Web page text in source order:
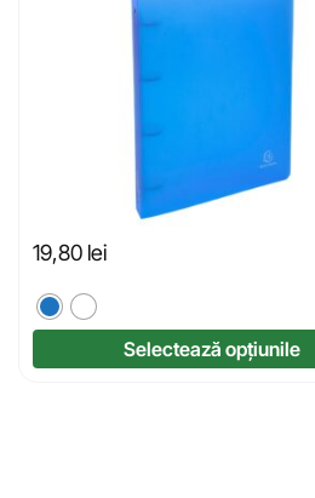
19,80 lei
Selectează opțiunile